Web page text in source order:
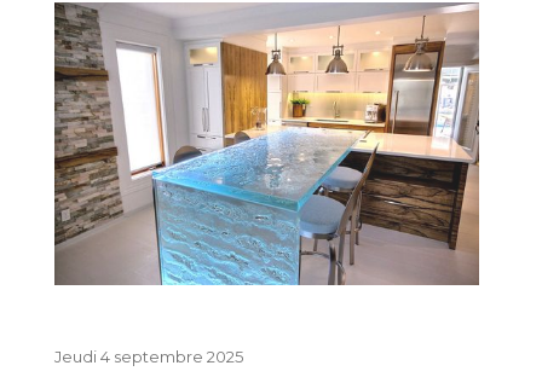
Jeudi 4 septembre 2025